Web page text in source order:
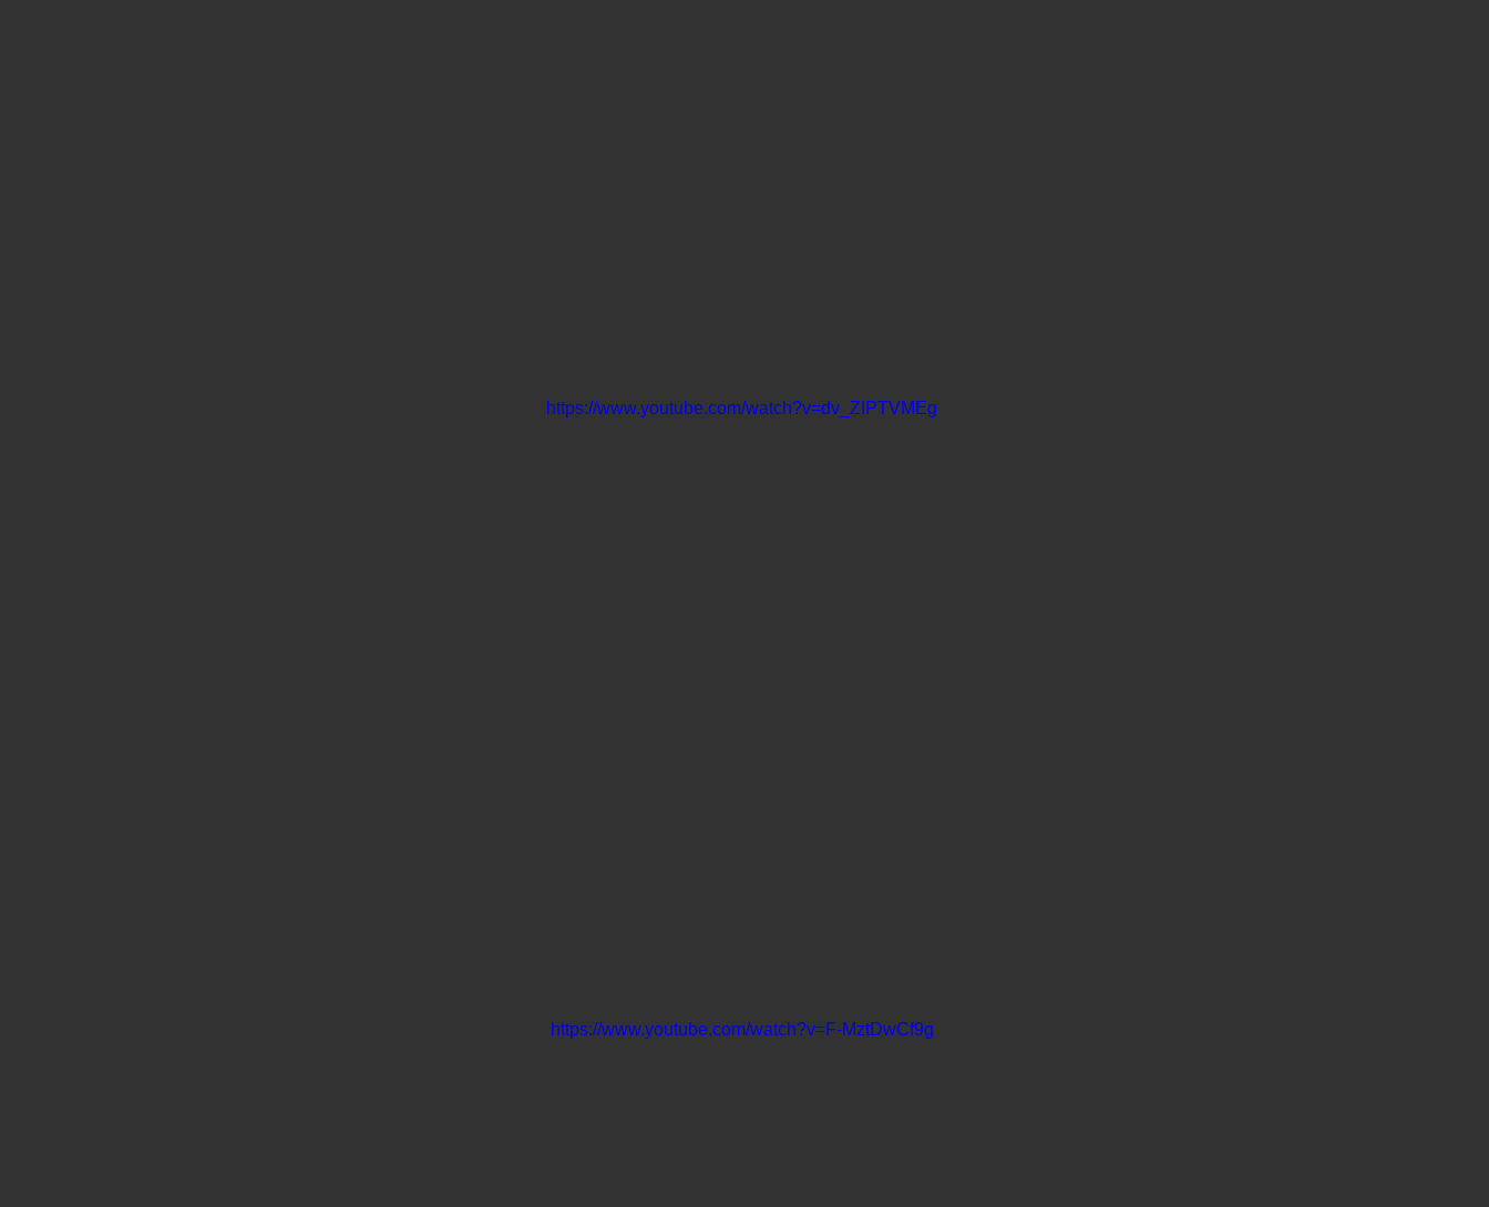
https://www.youtube.com/watch?v=dv_ZIPTVMEg
https://www.youtube.com/watch?v=F-MztDwCf9g